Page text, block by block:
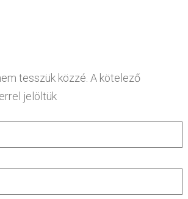
tesszük közzé. A kötelező
jelöltük